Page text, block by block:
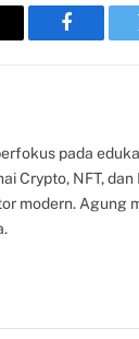
pada
Crypto, NFT,
modern.